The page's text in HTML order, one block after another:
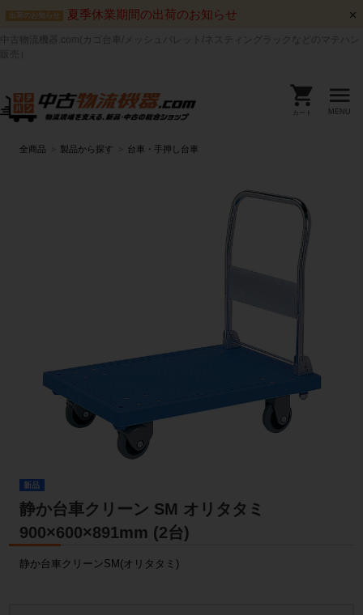
出荷のお知らせ 夏季休業期間の出荷のお知らせ
中古物流機器.com(カゴ台車/メッシュパレット/ネスティングラックなどのマテハン
カート MENU
全商品 製品から探す 台車・手押し台車
新品
静か台車クリーン SM オリタタミ
900×600×891mm (2台)
静か台車クリーンSM(オリタタミ)